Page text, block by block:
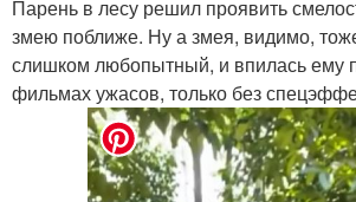
Парень в лесу решил проявить
змею поближе. Ну а змея, видимо,
слишком любопытный, и впилась ему
фильмах ужасов, только без